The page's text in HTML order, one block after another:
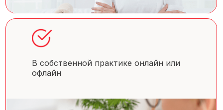
В собственной практике онлайн или
офлайн